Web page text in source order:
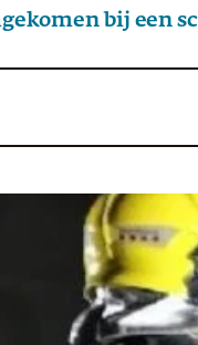
bij een